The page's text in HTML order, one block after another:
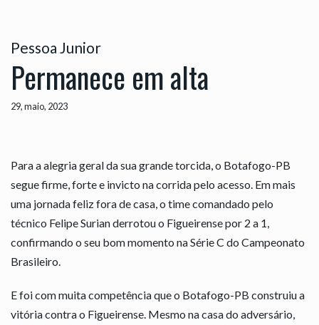
Pessoa Junior
Permanece em alta
29, maio, 2023
Para a alegria geral da sua grande torcida, o Botafogo-PB
segue firme, forte e invicto na corrida pelo acesso. Em mais
uma jornada feliz fora de casa, o time comandado pelo
técnico Felipe Surian derrotou o Figueirense por 2 a 1,
confirmando o seu bom momento na Série C do Campeonato
Brasileiro.
E foi com muita competência que o Botafogo-PB construiu a
vitória contra o Figueirense. Mesmo na casa do adversário,